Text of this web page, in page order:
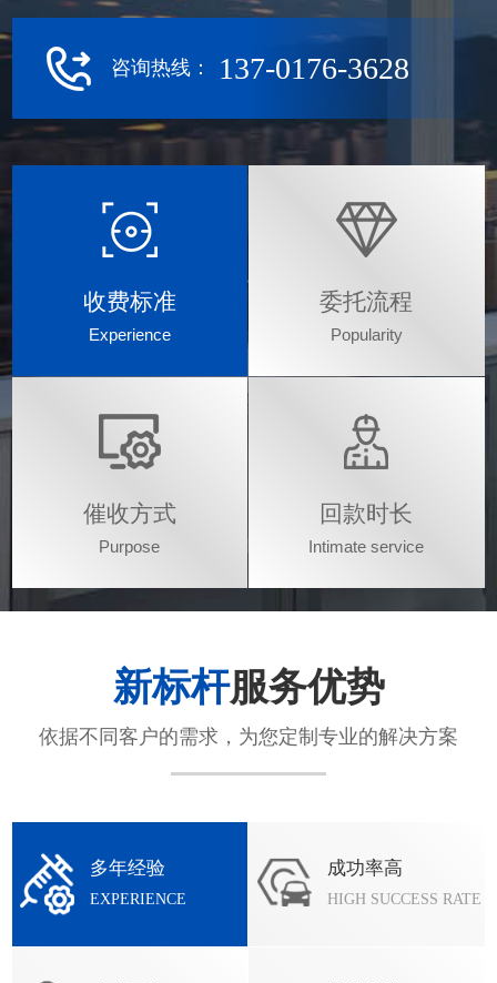
咨询热线： 137-0176-3628
收费标准
Experience
委托流程
Popularity
催收方式
Purpose
回款时长
Intimate service
新标杆服务优势
依据不同客户的需求，为您定制专业的解决方案
多年经验
EXPERIENCE
成功率高
HIGH SUCCESS RATE